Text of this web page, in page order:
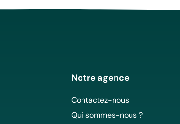
Notre agence
Contactez-nous
Qui sommes-nous ?